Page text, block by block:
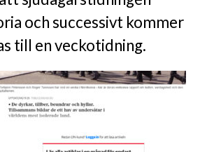
och successivt kommer
till en veckotidning.